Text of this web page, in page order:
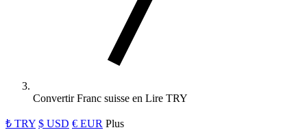
Convertir Franc suisse en Lire TRY
₺ TRY $ USD € EUR Plus